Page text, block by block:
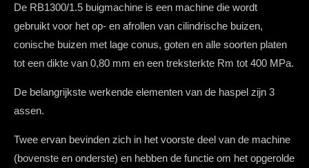
De RB1300/1.5 buigmachine is een machine die wordt
gebruikt voor het op- en afrollen van cilindrische buizen,
conische buizen met lage conus, goten en alle soorten platen
tot een dikte van 0,80 mm en een treksterkte Rm tot 400 MPa.
De belangrijkste werkende elementen van de haspel zijn 3
assen.
Twee ervan bevinden zich in het voorste deel van de machine
(bovenste en onderste) en hebben de functie om het opgerolde